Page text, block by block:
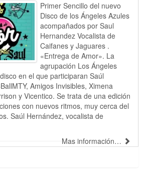
Primer Sencillo del nuevo
Disco de los Ángeles Azules
acompañados por Saul
Hernandez Vocalista de
Caifanes y Jaguares .
«Entrega de Amor». La
agrupación Los Ángeles
en el que participaran Saúl
Amigos Invisibles, Ximena
y Vicentico. Se trata de una edición
con nuevos ritmos, muy cerca del
Saúl Hernández, vocalista de
Mas información…
Publicidad